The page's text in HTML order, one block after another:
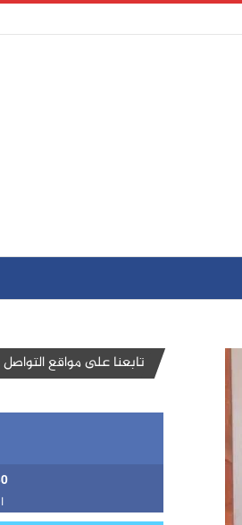
تابعنا على مواقع التواصل